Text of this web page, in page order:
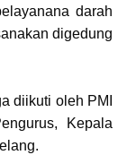
darah
digedung
diikuti oleh PMI
Kepala